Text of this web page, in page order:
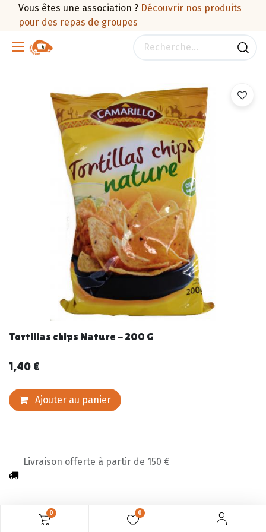
0 0
Vous êtes une association ? Découvrir nos produits
pour des repas de groupes
Tortillas chips Nature - 200 G
1,40 €
Ajouter au panier
Livraison offerte à partir de 150 €